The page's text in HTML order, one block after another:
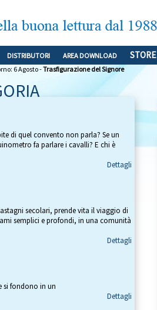
DISTRIBUTORI AREA DOWNLOAD STORE
6 Agosto -Trasfigurazione del Signore
di quel convento non parla? Se un
fa parlare i cavalli? E chi è
Dettagli
secolari, prende vita il viaggio di
semplici e profondi, in una comunità
Dettagli
si fondono in un
Dettagli